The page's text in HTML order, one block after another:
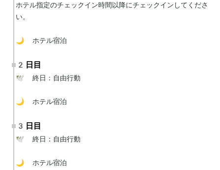
ホテル指定のチェックイン時間以降にチェックインしてくださ
い。
🌙 ホテル宿泊
2日目
🕊 終日：自由行動
🌙 ホテル宿泊
3日目
🕊 終日：自由行動
🌙 ホテル宿泊